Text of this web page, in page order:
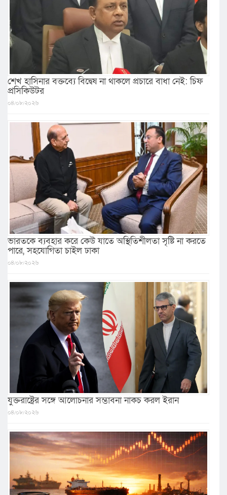
শেখ হাসিনার বক্তব্যে বিদ্বেষ না থাকলে প্রচারে বাধা নেই: চিফ
প্রসিকিউটর
০৪/০৮/২০২৬
ভারতকে ব্যবহার করে কেউ যাতে অস্থিতিশীলতা সৃষ্টি না করতে
পারে, সহযোগিতা চাইল ঢাকা
০৪/০৮/২০২৬
যুক্তরাষ্ট্রের সঙ্গে আলোচনার সম্ভাবনা নাকচ করল ইরান
০৪/০৮/২০২৬